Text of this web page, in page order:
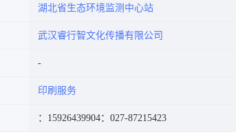
湖北省生态环境监测中心站
武汉睿行智文化传播有限公司
印刷服务
：15926439904：027-87215423